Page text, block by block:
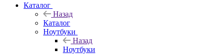
Каталог
Назад
Каталог
Ноутбуки
Назад
Ноутбуки